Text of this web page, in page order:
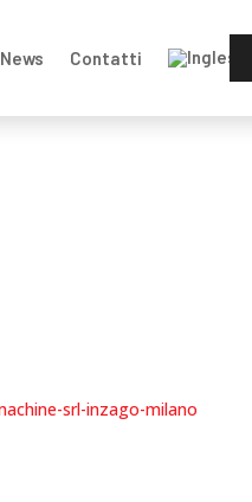
News Contatti